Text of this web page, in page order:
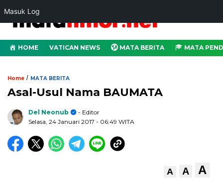
Masuk Log
HOME VATICAN NEWS MATA BERITA MATA
Home / MATA BERITA
Asal-Usul Nama BAUMATA
Del Neonub
- Editor
Selasa, 24 Januari 2017 - 06:49 WITA
A A A